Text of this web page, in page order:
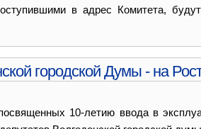
в адрес Комитета,
городской Думы - на
10-летию ввода в